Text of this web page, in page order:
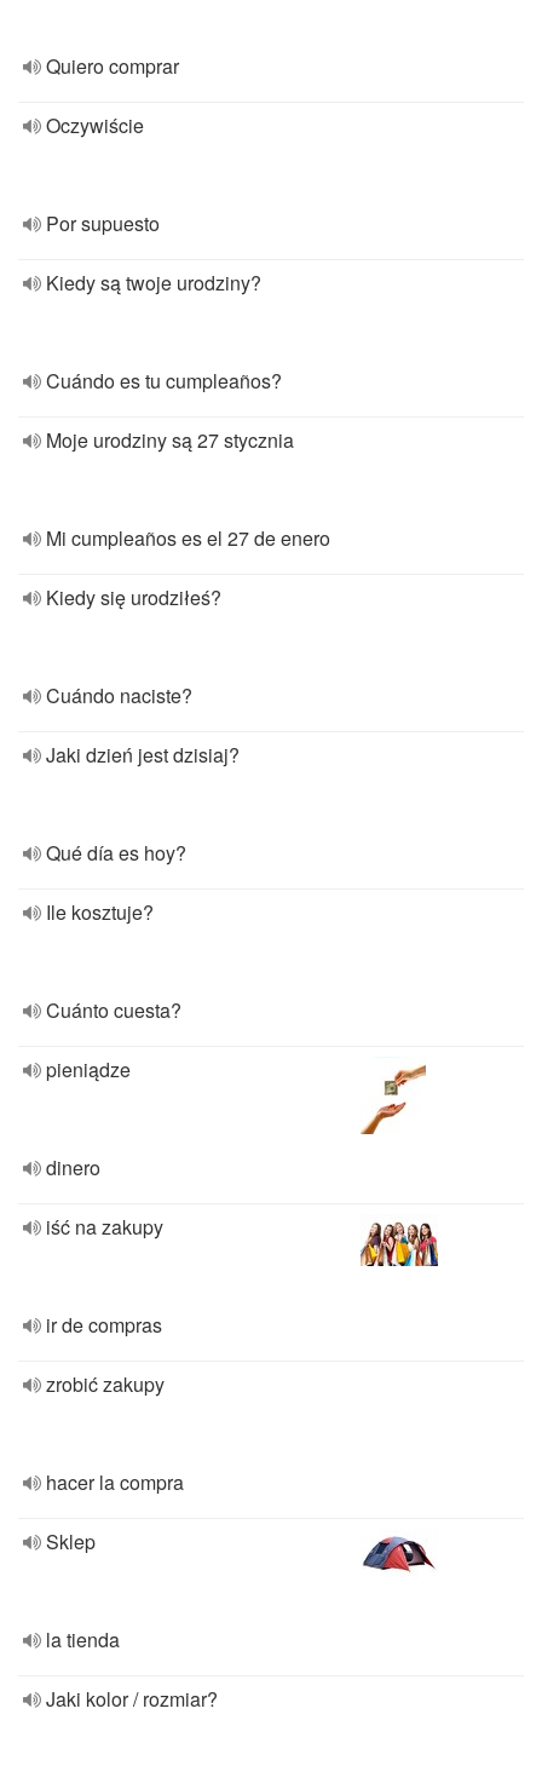
Quiero comprar
Oczywiście
Por supuesto
Kiedy są twoje urodziny?
Cuándo es tu cumpleaños?
Moje urodziny są 27 stycznia
Mi cumpleaños es el 27 de enero
Kiedy się urodziłeś?
Cuándo naciste?
Jaki dzień jest dzisiaj?
Qué día es hoy?
Ile kosztuje?
Cuánto cuesta?
pieniądze
dinero
iść na zakupy
ir de compras
zrobić zakupy
hacer la compra
Sklep
la tienda
Jaki kolor / rozmiar?